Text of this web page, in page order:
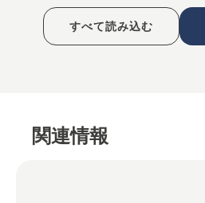
すべて読み込む
関連情報